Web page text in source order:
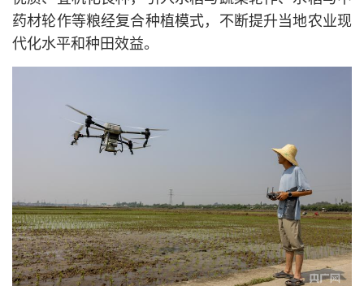
药材轮作等粮经复合种植模式，不断提升当地农业现
代化水平和种田效益。